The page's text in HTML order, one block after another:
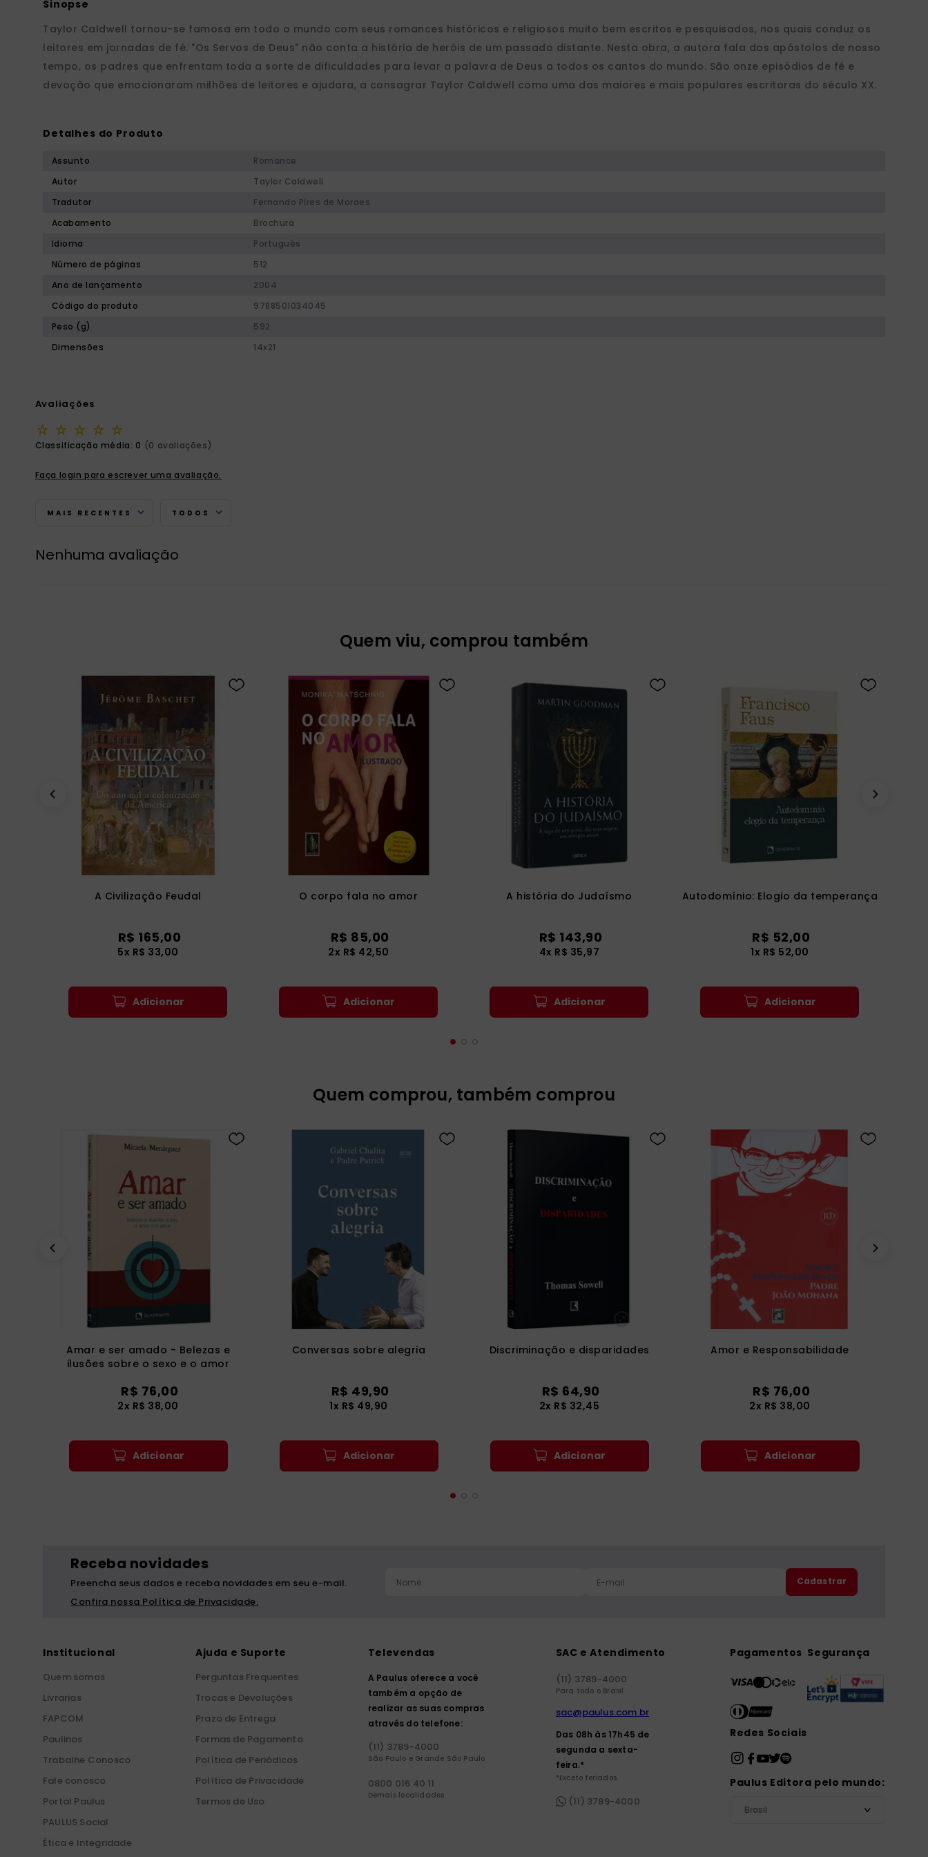
Taylor Caldwell tornou-se famosa em todo o mundo com seus romances históricos e religiosos muito bem escritos e pesquisados, nos quais conduz os
leitores em jornadas de fé. "Os Servos de Deus" não conta a história de heróis de um passado distante. Nesta obra, a autora fala dos apóstolos de nosso
tempo, os padres que enfrentam toda a sorte de dificuldades para levar a palavra de Deus a todos os cantos do mundo. São onze episódios de fé e
devoção que emocionaram milhões de leitores e ajudara, a consagrar Taylor Caldwell como uma das maiores e mais populares escritoras do século XX.
Detalhes do Produto
Assunto
Romance
Autor
Taylor Caldwell
Tradutor
Fernando Pires de Moraes
Acabamento
Brochura
Idioma
Português
Número de páginas
512
Ano de lançamento
2004
Código do produto
9788501034045
Peso (g)
592
Dimensões
14x21
Avaliações
☆ ☆ ☆ ☆ ☆
Classificação média: 0 (0 avaliações)
Faça login para escrever uma avaliação.
MAIS RECENTES TODOS
Nenhuma avaliação
Quem viu, comprou também
A Civilização Feudal
R$ 165,00
5x R$ 33,00
Adicionar
O corpo fala no amor
R$ 85,00
2x R$ 42,50
Adicionar
A história do Judaísmo
R$ 143,90
4x R$ 35,97
Adicionar
Autodomínio: Elogio da temperança
R$ 52,00
1x R$ 52,00
Adicionar
Quem comprou, também comprou
Amar e ser amado - Belezas e
ilusões sobre o sexo e o amor
R$ 76,00
2x R$ 38,00
Adicionar
Conversas sobre alegria
R$ 49,90
1x R$ 49,90
Adicionar
Discriminação e disparidades
R$ 64,90
2x R$ 32,45
Adicionar
Amor e Responsabilidade
R$ 76,00
2x R$ 38,00
Adicionar
Receba novidades
Preencha seus dados e receba novidades em seu e-mail.
Confira nossa Política de Privacidade.
Cadastrar
Institucional
Quem somos
Livrarias
FAPCOM
Paulinos
Trabalhe Conosco
Fale conosco
Portal Paulus
PAULUS Social
Ética e Integridade
Ajuda e Suporte
Perguntas Frequentes
Trocas e Devoluções
Prazo de Entrega
Formas de Pagamento
Política de Periódicos
Política de Privacidade
Termos de Uso
Televendas
A Paulus oferece a você
também a opção de
realizar as suas compras
através do telefone:
(11) 3789-4000
São Paulo e Grande São Paulo
0800 016 40 11
Demais localidades
SAC e Atendimento
(11) 3789-4000
Para todo o Brasil
sac@paulus.com.br
Das 08h às 17h45 de
segunda a sexta-
feira.*
*Exceto feriados.
(11) 3789-4000
Pagamentos Segurança
Redes Sociais
Paulus Editora pelo mundo:
Brasil